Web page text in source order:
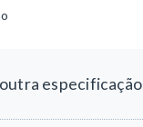
especificação